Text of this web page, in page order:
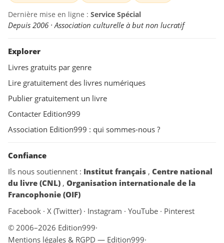
Dernière mise en ligne : Service Spécial
Depuis 2006 · Association culturelle à but non lucratif
Explorer
Livres gratuits par genre
Lire gratuitement des livres numériques
Publier gratuitement un livre
Contacter Edition999
Association Edition999 : qui sommes-nous ?
Confiance
Ils nous soutiennent : Institut français , Centre national
du livre (CNL) , Organisation internationale de la
Francophonie (OIF)
Facebook · X (Twitter) · Instagram · YouTube · Pinterest
© 2006–2026 Edition999·
Mentions légales & RGPD — Edition999·